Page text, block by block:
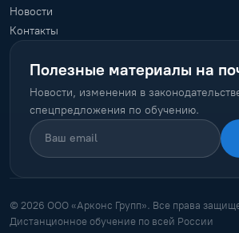
Новости
Контакты
Полезные материалы на
Новости, изменения в
спецпредложения по обучению.
© 2026 ООО «Арконс Групп». Все права
Дистанционное обучение по всей России